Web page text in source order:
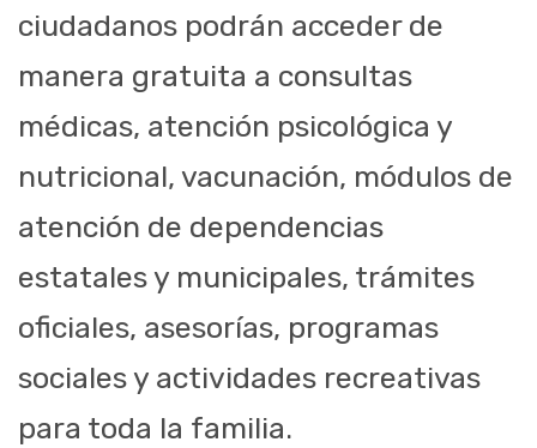
ciudadanos podrán acceder de
manera gratuita a consultas
médicas, atención psicológica y
nutricional, vacunación, módulos de
atención de dependencias
estatales y municipales, trámites
oficiales, asesorías, programas
sociales y actividades recreativas
para toda la familia.